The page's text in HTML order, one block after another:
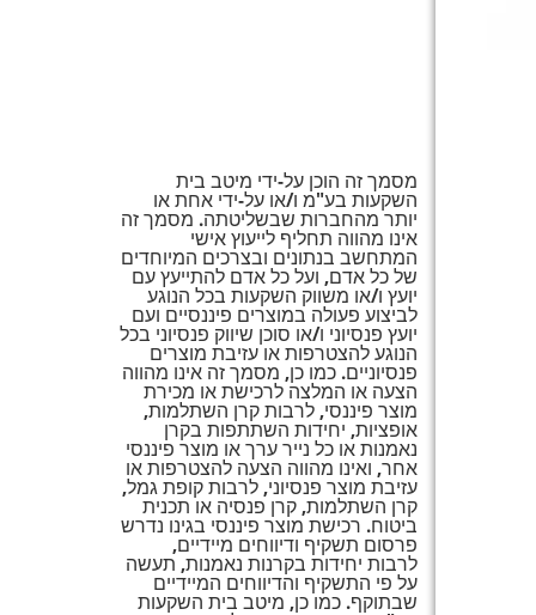
מסמך זה הוכן על-ידי מיטב בית
השקעות בע"מ ו/או על-ידי אחת או
יותר מהחברות שבשליטתה. מסמך זה
אינו מהווה תחליף לייעוץ אישי
המתחשב בנתונים ובצרכים המיוחדים
של כל אדם, ועל כל אדם להתייעץ עם
יועץ ו/או משווק השקעות בכל הנוגע
לביצוע פעולה במוצרים פיננסיים ועם
יועץ פנסיוני ו/או סוכן שיווק פנסיוני בכל
הנוגע להצטרפות או עזיבת מוצרים
פנסיוניים. כמו כן, מסמך זה אינו מהווה
הצעה או המלצה לרכישת או מכירת
מוצר פיננסי, לרבות קרן השתלמות,
אופציות, יחידות השתתפות בקרן
נאמנות או כל נייר ערך או מוצר פיננסי
אחר, ואינו מהווה הצעה להצטרפות או
עזיבת מוצר פנסיוני, לרבות קופת גמל,
קרן השתלמות, קרן פנסיה או תכנית
ביטוח. רכישת מוצר פיננסי בגינו נדרש
פרסום תשקיף ודיווחים מיידיים,
לרבות יחידות בקרנות נאמנות, תעשה
על פי התשקיף והדיווחים המיידיים
שבתוקף. כמו כן, מיטב בית השקעות